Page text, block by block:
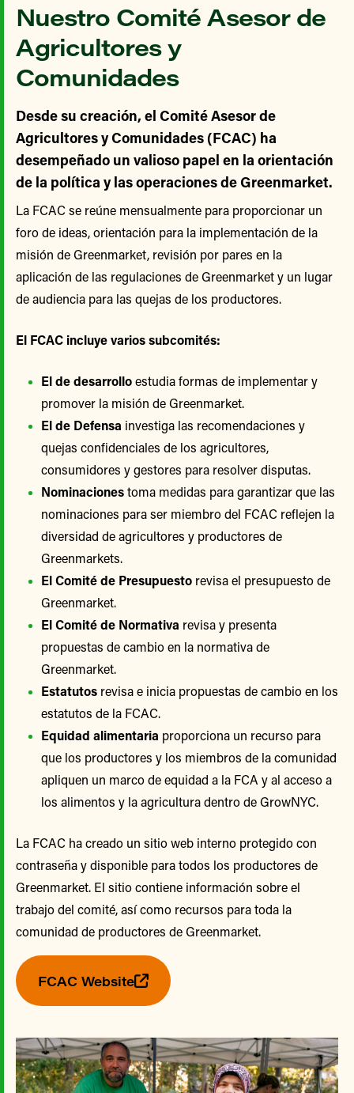
Nuestro Comité Asesor de
Agricultores y
Comunidades
Desde su creación, el Comité Asesor de
Agricultores y Comunidades (FCAC) ha
desempeñado un valioso papel en la orientación
de la política y las operaciones de Greenmarket.
La FCAC se reúne mensualmente para proporcionar un
foro de ideas, orientación para la implementación de la
misión de Greenmarket, revisión por pares en la
aplicación de las regulaciones de Greenmarket y un lugar
de audiencia para las quejas de los productores.
El FCAC incluye varios subcomités:
El de desarrolloestudia formas de implementar y
promover la misión de Greenmarket.
El de Defensa investiga las recomendaciones y
quejas confidenciales de los agricultores,
consumidores y gestores para resolver disputas.
Nominacionestoma medidas para garantizar que las
nominaciones para ser miembro del FCAC reflejen la
diversidad de agricultores y productores de
Greenmarkets.
El Comité de Presupuesto revisa el presupuesto de
Greenmarket.
El Comité de Normativa revisa y presenta
propuestas de cambio en la normativa de
Greenmarket.
Estatutos revisa e inicia propuestas de cambio en los
estatutos de la FCAC.
Equidad alimentaria proporciona un recurso para
que los productores y los miembros de la comunidad
apliquen un marco de equidad a la FCA y al acceso a
los alimentos y la agricultura dentro de GrowNYC.
La FCAC ha creado un sitio web interno protegido con
contraseña y disponible para todos los productores de
Greenmarket. El sitio contiene información sobre el
trabajo del comité, así como recursos para toda la
comunidad de productores de Greenmarket.
FCAC Website